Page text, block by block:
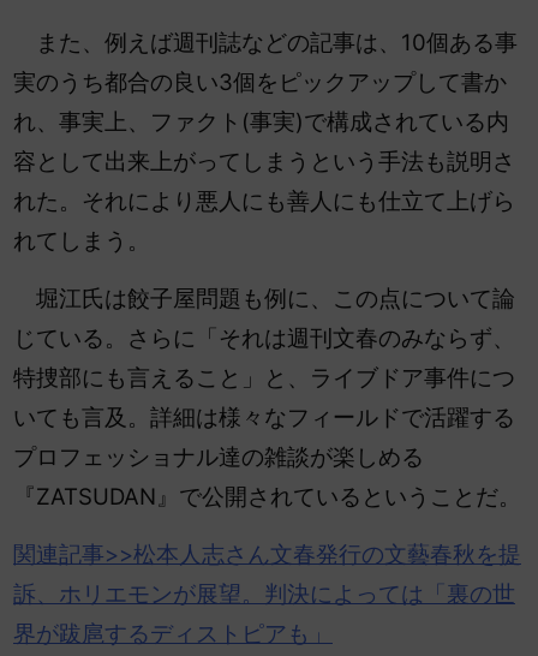
また、例えば週刊誌などの記事は、10個ある事
実のうち都合の良い3個をピックアップして書か
れ、事実上、ファクト(事実)で構成されている内
容として出来上がってしまうという手法も説明さ
れた。それにより悪人にも善人にも仕立て上げら
れてしまう。
堀江氏は餃子屋問題も例に、この点について論
じている。さらに「それは週刊文春のみならず、
特捜部にも言えること」と、ライブドア事件につ
いても言及。詳細は様々なフィールドで活躍する
プロフェッショナル達の雑談が楽しめる
『ZATSUDAN』で公開されているということだ。
関連記事>>松本人志さん文春発行の文藝春秋を提
訴、 ホリエモンが展望。判決によっては「裏の世
界が跋扈するディストピアも」